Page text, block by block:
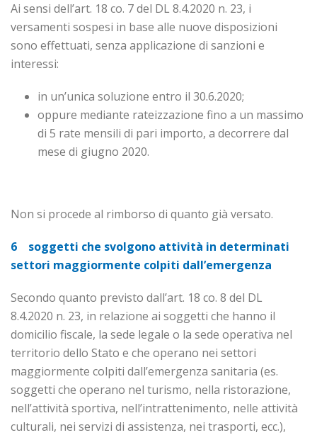
Ai sensi dell’art. 18 co. 7 del DL 8.4.2020 n. 23, i
versamenti sospesi in base alle nuove disposizioni
sono effettuati, senza applicazione di sanzioni e
interessi:
in un’unica soluzione entro il 30.6.2020;
oppure mediante rateizzazione fino a un massimo
di 5 rate mensili di pari importo, a decorrere dal
mese di giugno 2020.
Non si procede al rimborso di quanto già versato.
6 soggetti che svolgono attività in determinati
settori mag­gior­mente colpiti dall’emergenza
Secondo quanto previsto dall’art. 18 co. 8 del DL
8.4.2020 n. 23, in relazione ai soggetti che hanno il
domicilio fiscale, la sede legale o la sede operativa nel
territorio dello Stato e che operano nei settori
maggiormente colpiti dall’emergenza sanitaria (es.
soggetti che operano nel turismo, nella ristorazione,
nell’attività sportiva, nell’intrattenimento, nelle attività
culturali, nei servizi di assistenza, nei trasporti, ecc.),